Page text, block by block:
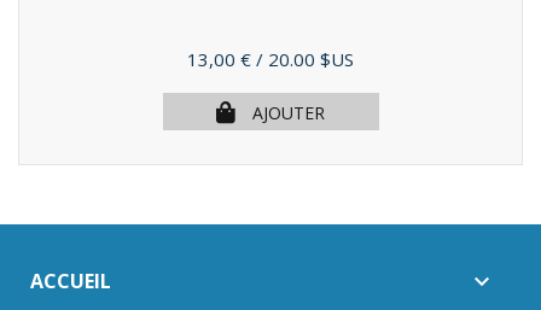
Prix
13,00 € / 20.00 $US
AJOUTER
ACCUEIL 